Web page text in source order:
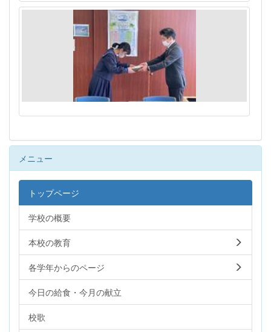
メニュー
トップページ
学校の概要
本校の教育
各学年からのページ
今日の給食・今月の献立
校歌